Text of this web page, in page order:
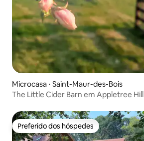
Microcasa ⋅ Saint-Maur-des-Bois
The Little Cider Barn em Appletree Hill
Preferido dos hóspedes
Preferido dos hóspedes